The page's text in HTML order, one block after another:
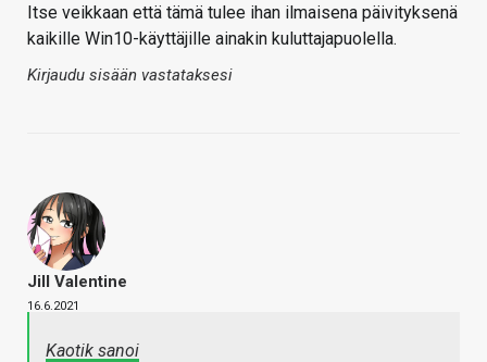
Itse veikkaan että tämä tulee ihan ilmaisena päivityksenä
kaikille Win10-käyttäjille ainakin kuluttajapuolella.
Kirjaudu sisään vastataksesi
Jill Valentine
16.6.2021
Kaotik sanoi